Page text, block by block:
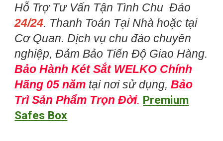
Hỗ Trợ Tư Vấn Tận Tình Chu Đáo
24/24. Thanh Toán Tại Nhà hoặc tại
Cơ Quan. Dịch vụ chu đáo chuyên
nghiệp, Đảm Bảo Tiến Độ Giao Hàng.
Bảo Hành Két Sắt WELKO Chính
Hãng 05 năm tại nơi sử dụng,Bảo
Trì Sản Phẩm Trọn Đời. Premium
Safes Box